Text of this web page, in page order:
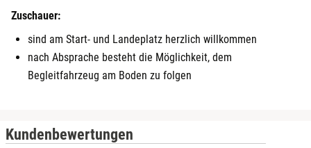
Zuschauer:
sind am Start- und Landeplatz herzlich willkommen
nach Absprache besteht die Möglichkeit, dem
Begleitfahrzeug am Boden zu folgen
Kundenbewertungen